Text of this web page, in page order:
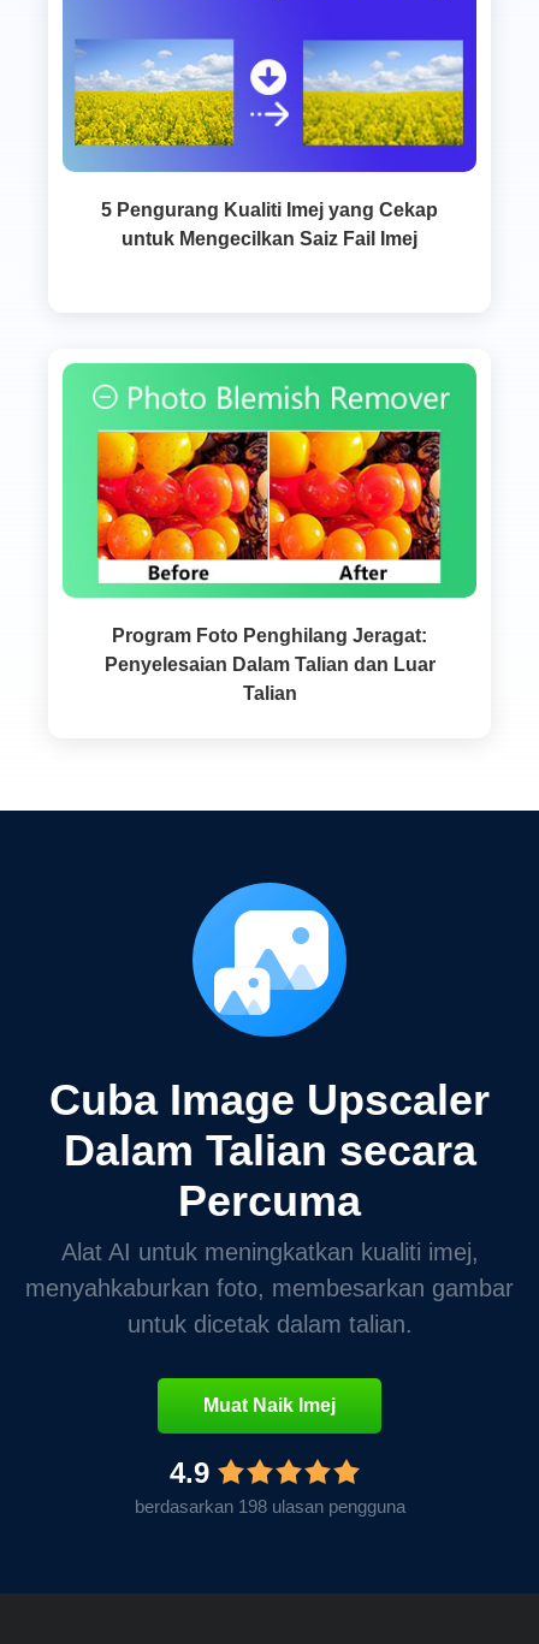
5 Pengurang Kualiti Imej yang Cekap
untuk Mengecilkan Saiz Fail Imej
Program Foto Penghilang Jeragat:
Penyelesaian Dalam Talian dan Luar
Talian
Cuba Image Upscaler
Dalam Talian secara
Percuma
Alat AI untuk meningkatkan kualiti imej,
menyahkaburkan foto, membesarkan gambar
untuk dicetak dalam talian.
Muat Naik Imej
4.9
berdasarkan 198 ulasan pengguna